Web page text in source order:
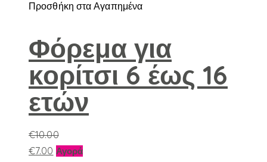
Προσθήκη στα Αγαπημένα
Φόρεμα για
κορίτσι 6 έως 16
ετών
€10.00
€7.00 ΑγοράΑυτό